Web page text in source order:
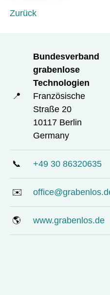
d
Zurück
📍
Bundesverband
grabenlose
Technologien
Französische
Straße 20
10117 Berlin
Germany
📞 +49 30 86320635
✉️
🌎 www.grabenlos.de